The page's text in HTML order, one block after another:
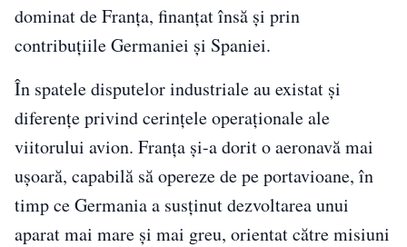
dominat de Franța, finanțat însă și prin
contribuțiile Germaniei și Spaniei.
În spatele disputelor industriale au existat și
diferențe privind cerințele operaționale ale
viitorului avion. Franța și-a dorit o aeronavă mai
ușoară, capabilă să opereze de pe portavioane, în
timp ce Germania a susținut dezvoltarea unui
aparat mai mare și mai greu, orientat către misiuni